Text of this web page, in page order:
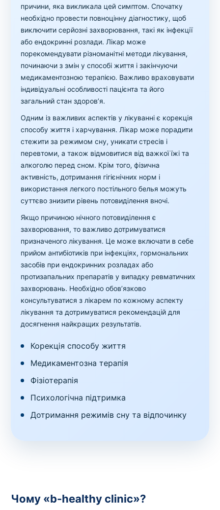
причини, яка викликала цей симптом. Спочатку
необхідно провести повноцінну діагностику, щоб
виключити серйозні захворювання, такі як інфекції
або ендокринні розлади. Лікар може
порекомендувати різноманітні методи лікування,
починаючи з змін у способі життя і закінчуючи
медикаментозною терапією. Важливо враховувати
індивідуальні особливості пацієнта та його
загальний стан здоров’я.
Одним із важливих аспектів у лікуванні є корекція
способу життя і харчування. Лікар може порадити
стежити за режимом сну, уникати стресів і
перевтоми, а також відмовитися від важкої їжі та
алкоголю перед сном. Крім того, фізична
активність, дотримання гігієнічних норм і
використання легкого постільного белья можуть
суттєво знизити рівень потовиділення вночі.
Якщо причиною нічного потовиділення є
захворювання, то важливо дотримуватися
призначеного лікування. Це може включати в себе
прийом антибіотиків при інфекціях, гормональних
засобів при ендокринних розладах або
протизапальних препаратів у випадку ревматичних
захворювань. Необхідно обов’язково
консультуватися з лікарем по кожному аспекту
лікування та дотримуватися рекомендацій для
досягнення найкращих результатів.
Корекція способу життя
Медикаментозна терапія
Фізіотерапія
Психологічна підтримка
Дотримання режимів сну та відпочинку
Чому «b-healthy clinic»?